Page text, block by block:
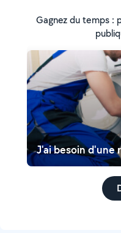
Gagnez du temps :
J'ai besoin d'une